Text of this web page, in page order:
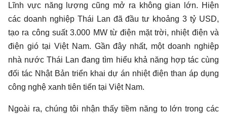
Lĩnh vực năng lượng cũng mở ra không gian lớn. Hiện
các doanh nghiệp Thái Lan đã đầu tư khoảng 3 tỷ USD,
tạo ra công suất 3.000 MW từ điện mặt trời, nhiệt điện và
điện gió tại Việt Nam. Gần đây nhất, một doanh nghiệp
nhà nước Thái Lan đang tìm hiểu khả năng hợp tác cùng
đối tác Nhật Bản triển khai dự án nhiệt điện than áp dụng
công nghệ xanh tiên tiến tại Việt Nam.
Ngoài ra, chúng tôi nhận thấy tiềm năng to lớn trong các